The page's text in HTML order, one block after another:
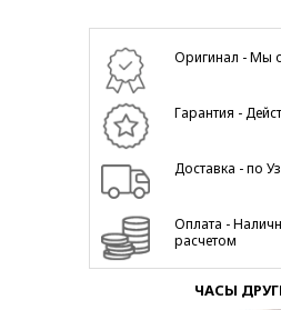
Оригинал - Мы
Гарантия -
Доставка - по
Оплата -
расчетом
ЧАСЫ